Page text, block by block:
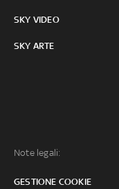
SKY VIDEO
SKY ARTE
Note legali:
GESTIONE COOKIE